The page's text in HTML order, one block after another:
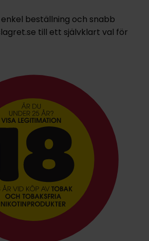
beställning och snabb
till ett självklart val för